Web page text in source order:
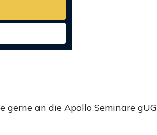
gerne an die Apollo Seminare gUG